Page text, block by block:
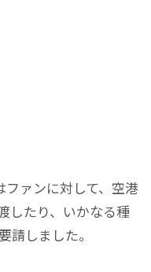
ァンに対して、空港
したり、いかなる種
請しました。